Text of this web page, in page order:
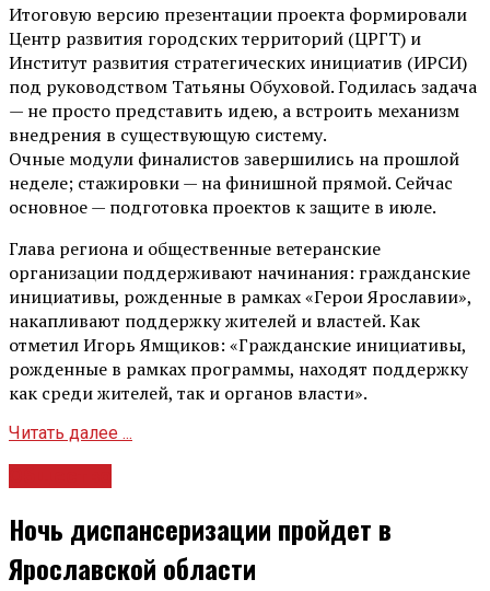
Итоговую версию презентации проекта формировали
Центр развития городских территорий (ЦРГТ) и
Институт развития стратегических инициатив (ИРСИ)
под руководством Татьяны Обуховой. Годилась задача
— не просто представить идею, а встроить механизм
внедрения в существующую систему.
Очные модули финалистов завершились на прошлой
неделе; стажировки — на финишной прямой. Сейчас
основное — подготовка проектов к защите в июле.
Глава региона и общественные ветеранские
организации поддерживают начинания: гражданские
инициативы, рожденные в рамках «Герои Ярославии»,
накапливают поддержку жителей и властей. Как
отметил Игорь Ямщиков: «Гражданские инициативы,
рожденные в рамках программы, находят поддержку
как среди жителей, так и органов власти».
Читать далее ...
Ночь диспансеризации пройдет в
Ярославской области